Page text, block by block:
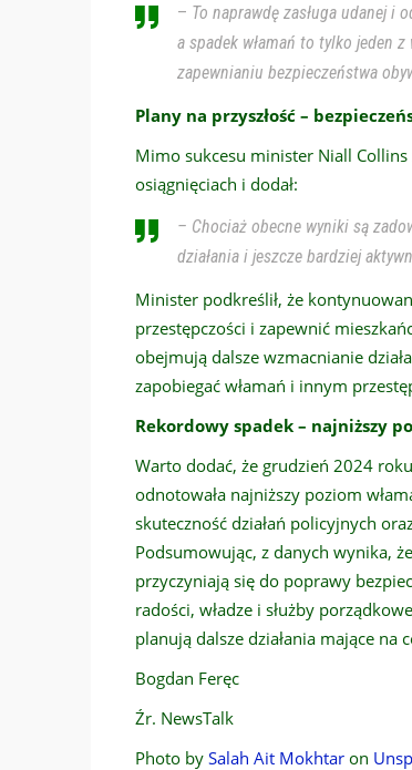
– To naprawdę zasługa udanej i
a spadek włamań to tylko jeden
zapewnianiu bezpieczeństwa
Plany na przyszłość –
Mimo sukcesu minister Niall Collins
osiągnięciach i dodał:
– Chociaż obecne wyniki są
działania i jeszcze bardziej
Minister podkreślił, że
przestępczości i zapewnić
obejmują dalsze wzmacnianie
zapobiegać włamań i innym
Rekordowy spadek – najniższy
Warto dodać, że grudzień 2024
odnotowała najniższy poziom
skuteczność działań policyjnych
Podsumowując, z danych wynika,
przyczyniają się do poprawy
radości, władze i służby
planują dalsze działania mające
Bogdan Feręc
Źr. NewsTalk
Photo by Salah Ait Mokhtar on